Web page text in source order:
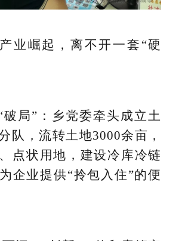
业崛起，离不开一套“硬
破局”：乡党委牵头成立土
队，流转土地3000余亩，
点状用地，建设冷库冷链
企业提供“拎包入住”的便